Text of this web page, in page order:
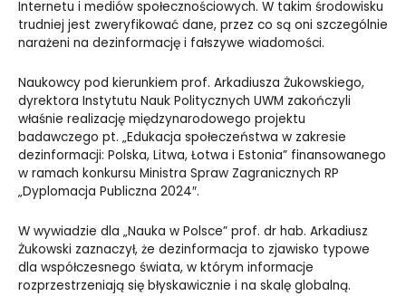
Internetu i mediów społecznościowych. W takim środowisku
trudniej jest zweryfikować dane, przez co są oni szczególnie
narażeni na dezinformację i fałszywe wiadomości.
Naukowcy pod kierunkiem prof. Arkadiusza Żukowskiego,
dyrektora Instytutu Nauk Politycznych UWM zakończyli
właśnie realizację międzynarodowego projektu
badawczego pt. „Edukacja społeczeństwa w zakresie
dezinformacji: Polska, Litwa, Łotwa i Estonia” finansowanego
w ramach konkursu Ministra Spraw Zagranicznych RP
„Dyplomacja Publiczna 2024″.
W wywiadzie dla „Nauka w Polsce” prof. dr hab. Arkadiusz
Żukowski zaznaczył, że dezinformacja to zjawisko typowe
dla współczesnego świata, w którym informacje
rozprzestrzeniają się błyskawicznie i na skalę globalną.